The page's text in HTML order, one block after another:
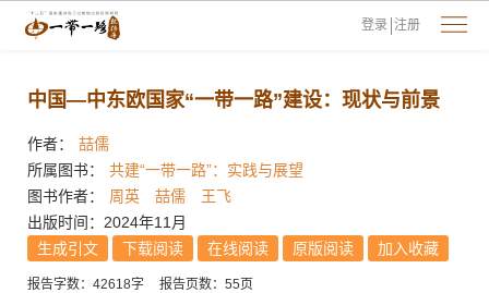
登录 注册
中国—中东欧国家“一带一路”建设：现状与前景
作者：
喆儒
所属图书：
共建“一带一路”：实践与展望
图书作者：
周英 喆儒
王飞
出版时间：2024年11月
生成引文
下载阅读 在线阅读 原版阅读 加入收藏
报告字数：42618字 报告页数：55页